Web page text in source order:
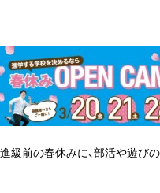
級前の春休みに、部活や遊